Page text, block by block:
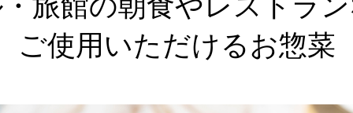
ご使用いただけるお惣菜